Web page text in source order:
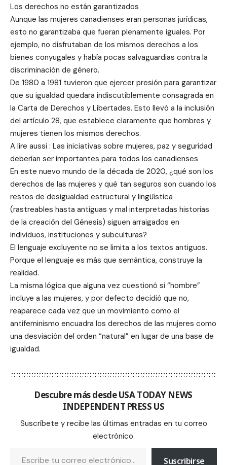
Los derechos no están garantizados
Aunque las mujeres canadienses eran personas jurídicas,
esto no garantizaba que fueran plenamente iguales. Por
ejemplo, no disfrutaban de los mismos derechos a los
bienes conyugales y había pocas salvaguardias contra la
discriminación de género.
De 1980 a 1981 tuvieron que ejercer presión para garantizar
que su igualdad quedara indiscutiblemente consagrada en
la Carta de Derechos y Libertades. Esto llevó a la inclusión
del artículo 28, que establece claramente que hombres y
mujeres tienen los mismos derechos.
A lire aussi : Las iniciativas sobre mujeres, paz y seguridad
deberían ser importantes para todos los canadienses
En este nuevo mundo de la década de 2020, ¿qué son los
derechos de las mujeres y qué tan seguros son cuando los
restos de desigualdad estructural y lingüística
(rastreables hasta antiguas y mal interpretadas historias
de la creación del Génesis) siguen arraigados en
individuos, instituciones y subculturas?
El lenguaje excluyente no se limita a los textos antiguos.
Porque el lenguaje es más que semántica, construye la
realidad.
La misma lógica que alguna vez cuestionó si “hombre”
incluye a las mujeres, y por defecto decidió que no,
reaparece cada vez que un movimiento como el
antifeminismo encuadra los derechos de las mujeres como
una desviación del orden “natural” en lugar de una base de
igualdad.
Descubre más desde USA TODAY NEWS
INDEPENDENT PRESS US
Suscríbete y recibe las últimas entradas en tu correo
electrónico.
Suscribirse